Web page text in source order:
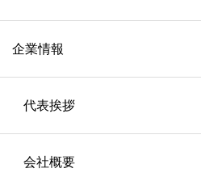
定期点検・メンテナンス
企業情報
代表挨拶
会社概要